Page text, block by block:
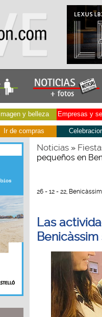
Imagen y belleza Empresas y
Ir de compras
Noticias»
pequeños en
26 - 12 - 22, Benicàssim
Las